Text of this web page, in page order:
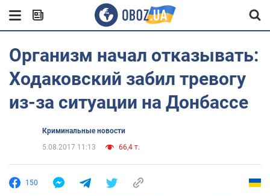
Организм начал отказывать:
Ходаковский забил тревогу
из-за ситуации на Донбассе
Криминальные новости
5.08.2017 11:13
66,4 т.
150